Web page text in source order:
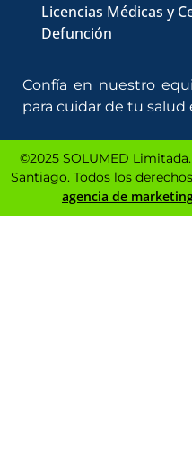
Licencias Médicas y
Defunción
Confía en nuestro
para cuidar de tu salud
©2025 SOLUMED
Santiago. Todos los
agencia de